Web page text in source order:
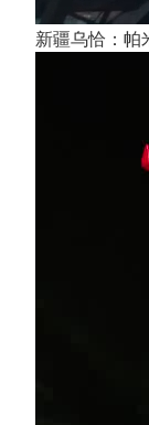
新疆乌恰：帕